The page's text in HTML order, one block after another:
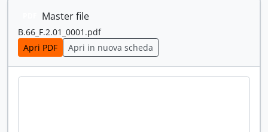
[Fondo] Film - Film - Federazione italiana lavoratori del mare - 1945-1978; [1986?], 1945 - 1978; [1986?]
[Fondo] Autoferrotranvieri - Sindacato autoferrotranvieri - 1959-1975, 1959 - 1975
[Fondo] Fidag - Fidag - Federazione italiana dipendenti aziende gas - 1954-1977, 1954-1977
Master file
B.66_F.2.01_0001.pdf
Apri PDF
Apri in nuova scheda